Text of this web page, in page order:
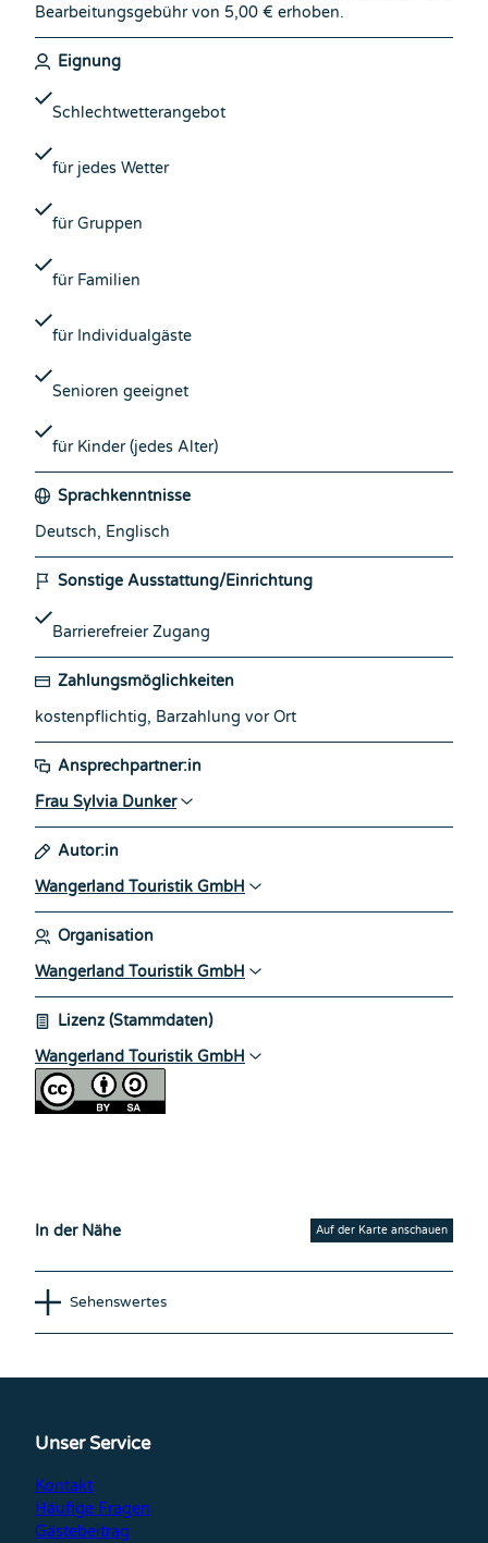
Bearbeitungsgebühr von 5,00 € erhoben.
Eignung
Schlechtwetterangebot
für jedes Wetter
für Gruppen
für Familien
für Individualgäste
Senioren geeignet
für Kinder (jedes Alter)
Sprachkenntnisse
Deutsch, Englisch
Sonstige Ausstattung/Einrichtung
Barrierefreier Zugang
Zahlungsmöglichkeiten
kostenpflichtig, Barzahlung vor Ort
Ansprechpartner:in
Frau Sylvia Dunker
Autor:in
Wangerland Touristik GmbH
Organisation
Wangerland Touristik GmbH
Lizenz (Stammdaten)
Wangerland Touristik GmbH
In der Nähe Auf der Karte anschauen
Sehenswertes
Unser Service
Kontakt
Häufige Fragen
Gästebeitrag